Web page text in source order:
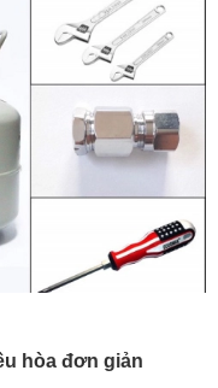
hòa đơn giản